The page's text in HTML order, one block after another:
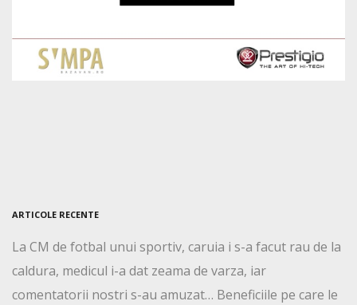
ARTICOLE RECENTE
La CM de fotbal unui sportiv, caruia i s-a facut rau de la
caldura, medicul i-a dat zeama de varza, iar
comentatorii nostri s-au amuzat… Beneficiile pe care le